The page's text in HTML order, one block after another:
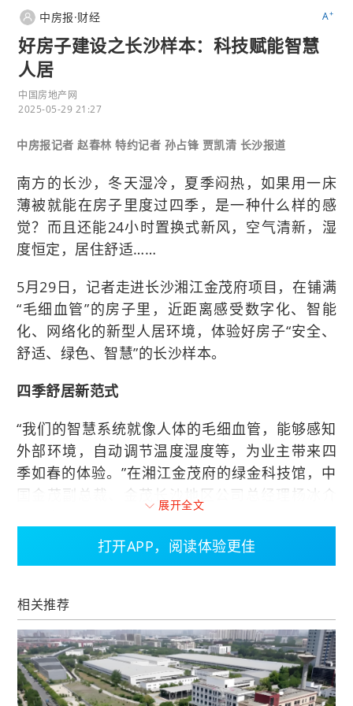
中房报·财经 A+
好房子建设之长沙样本：科技赋能智慧
人居
中国房地产网
2025-05-29 21:27
中房报记者 赵春林 特约记者 孙占锋 贾凯清 长沙报道
南方的长沙，冬天湿冷，夏季闷热，如果用一床
薄被就能在房子里度过四季，是一种什么样的感
觉？而且还能24小时置换式新风，空气清新，湿
度恒定，居住舒适……
5月29日，记者走进长沙湘江金茂府项目，在铺满
“毛细血管”的房子里，近距离感受数字化、智能
化、网络化的新型人居环境，体验好房子“安全、
舒适、绿色、智慧”的长沙样本。
四季舒居新范式
“我们的智慧系统就像人体的毛细血管，能够感知
外部环境，自动调节温度湿度等，为业主带来四
季如春的体验。”在湘江金茂府的绿金科技馆，中
国金茂副总裁、金茂长沙地区公司总经理杨冰介
绍了金茂的“十二大科技系统”。
所谓“十二大科技系统”，主要包括循环地源热泵、
换、全屋软水净水、屋顶地面热阻隔、高效外窗
隔热、防辐射中置百叶遮阳、抗干扰隔音降噪、
同层排水、24小时热水供应和智能家庭控制等系
统，可以从热湿环境、绿色环境、智慧环境、安
全环境、声光环境、用水环境六个方面全方位提
展开全文
打开APP，阅读体验更佳
相关推荐